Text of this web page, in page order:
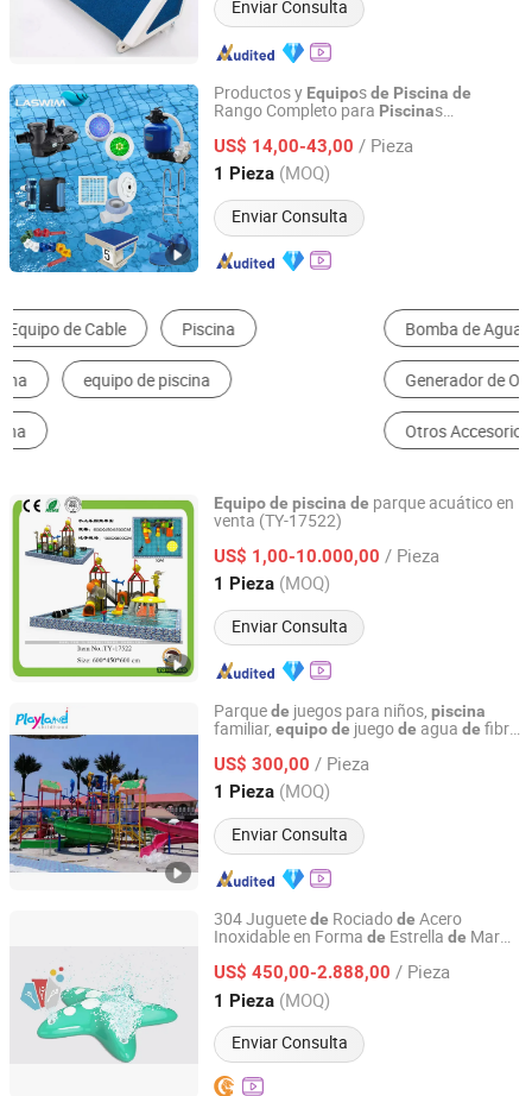
Enviar Consulta
Productos y Equiposde Piscina de
Rango Completo para Piscinas
US$ 14,00-43,00 / Pieza
1 Pieza (MOQ)
Enviar Consulta
Guangdong Laswim Water Environment Equipment Co.,
Ltd.
Guangdong, China Desde 2005
Bomba de Agua Equipamiento de Juego de Agua
Generador de Ozono
Sistema de Desinfección del Agua
Equipode piscina de parque acuático en
venta (TY-17522)
US$ 1,00-10.000,00 / Pieza
1 Pieza (MOQ)
Enviar Consulta
Guangzhou Tongyao Healthy Body Equipment Co., Ltd.
Guangdong, China Desde 2010
Parquede juegos para niños, piscina
familiar, equipode juegode agua de fibra
US$ 300,00 / Pieza
1 Pieza (MOQ)
Enviar Consulta
Guangzhou Childhood Playland Co., Ltd.
Guangdong, China Desde 2019
304 Juguetede Rociadode Acero
Inoxidable en Forma de Estrella de Mar
AlfombradeSalpicaduras para Parque
Acuático al Aire Libre y
US$ 450,00-2.888,00 / Pieza
1 Pieza (MOQ)
Enviar Consulta
Guangzhou U-Zone Entertainment Technology Co., Ltd
Guangdong, China Desde 2026